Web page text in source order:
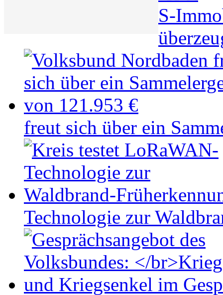
S-
freut sich über ein
Technologie zur